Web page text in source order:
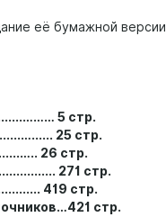
её бумажной версии
5 стр.
25 стр.
26 стр.
271 стр.
419 стр.
стр.